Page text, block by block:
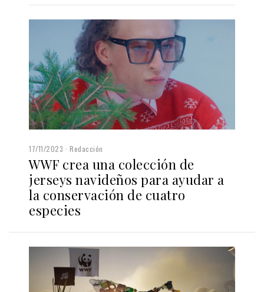
17/11/2023 Redacción
WWF crea una colección de
jerseys navideños para ayudar a
la conservación de cuatro
especies